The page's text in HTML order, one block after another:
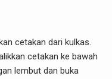
cetakan dari kulkas.
cetakan ke bawah
lembut dan buka